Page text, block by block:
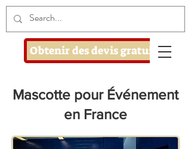
Obtenir des devis gratuits
Mascotte pour Événement
en France